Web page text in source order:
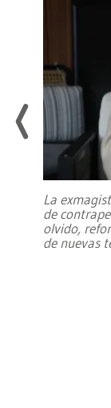
La
de
olvido,
de nuevas